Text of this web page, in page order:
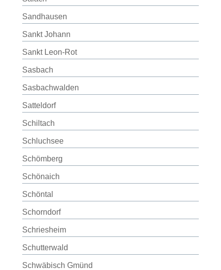
Sandhausen
Sankt Johann
Sankt Leon-Rot
Sasbach
Sasbachwalden
Satteldorf
Schiltach
Schluchsee
Schömberg
Schönaich
Schöntal
Schorndorf
Schriesheim
Schutterwald
Schwäbisch Gmünd